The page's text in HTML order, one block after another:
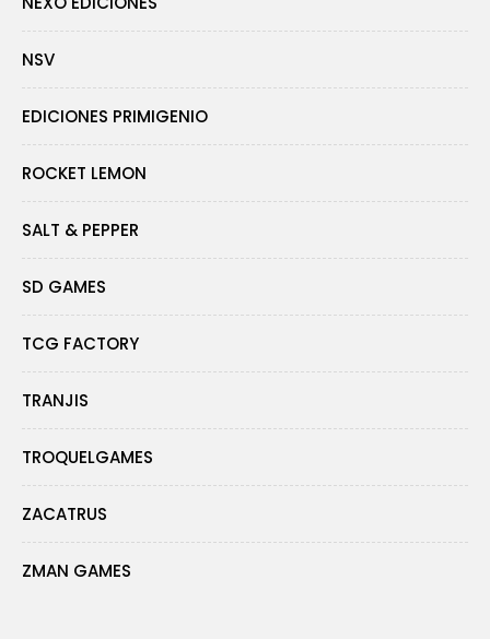
NSV
EDICIONES PRIMIGENIO
ROCKET LEMON
SALT & PEPPER
SD GAMES
TCG FACTORY
TRANJIS
TROQUELGAMES
ZACATRUS
ZMAN GAMES